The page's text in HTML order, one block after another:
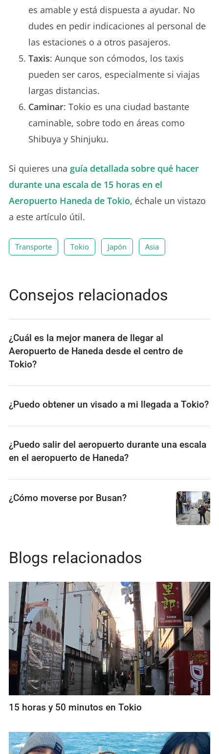
es amable y está dispuesta a ayudar. No
dudes en pedir indicaciones al personal de
las estaciones o a otros pasajeros.
Taxis: Aunque son cómodos, los taxis
pueden ser caros, especialmente si viajas
largas distancias.
Caminar: Tokio es una ciudad bastante
caminable, sobre todo en áreas como
Shibuya y Shinjuku.
Si quieres una guía detallada sobre qué hacer
durante una escala de 15 horas en el
Aeropuerto Haneda de Tokio, échale un vistazo
a este artículo útil.
Transporte Tokio Japón Asia
Consejos relacionados
¿Cuál es la mejor manera de llegar al
Aeropuerto de Haneda desde el centro de
Tokio?
¿Puedo obtener un visado a mi llegada a Tokio?
¿Puedo salir del aeropuerto durante una escala
en el aeropuerto de Haneda?
¿Cómo moverse por Busan?
Blogs relacionados
15 horas y 50 minutos en Tokio